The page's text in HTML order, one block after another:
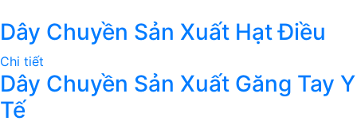
Dây Chuyền Sản Xuất Hạt Điều
Chi tiết
Dây Chuyền Sản Xuất Găng Tay Y
Tế